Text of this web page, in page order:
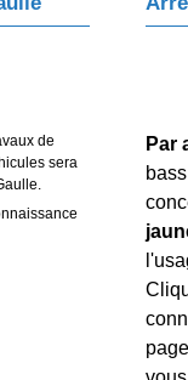
de
sera
Par